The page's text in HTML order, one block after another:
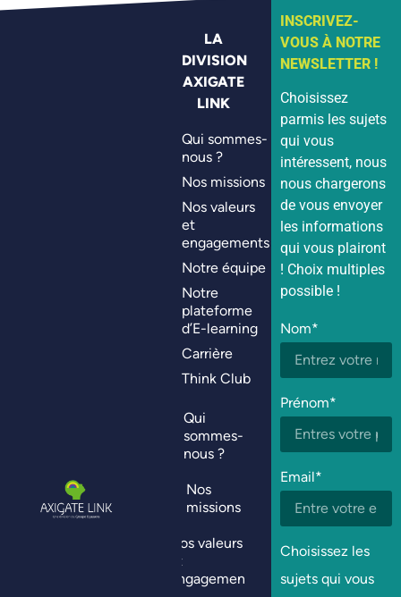
LA
DIVISION
AXIGATE
LINK
Qui sommes-
nous ?
Nos missions
Nos valeurs
et
engagements
Notre équipe
Notre
plateforme
d’E-learning
Carrière
Think Club
Qui
sommes-
nous ?
Nos
missions
Nos valeurs
et
engagements
INSCRIVEZ-
VOUS À NOTRE
NEWSLETTER !
Choisissez
parmis les sujets
qui vous
intéressent, nous
nous chargerons
de vous envoyer
les informations
qui vous plairont
! Choix multiples
possible !
Nom*
Prénom*
Email*
Choisissez les
sujets qui vous